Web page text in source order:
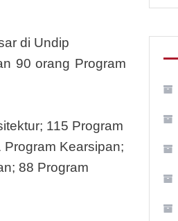
di Undip
90 orang Program
115 Program
Kearsipan;
88 Program